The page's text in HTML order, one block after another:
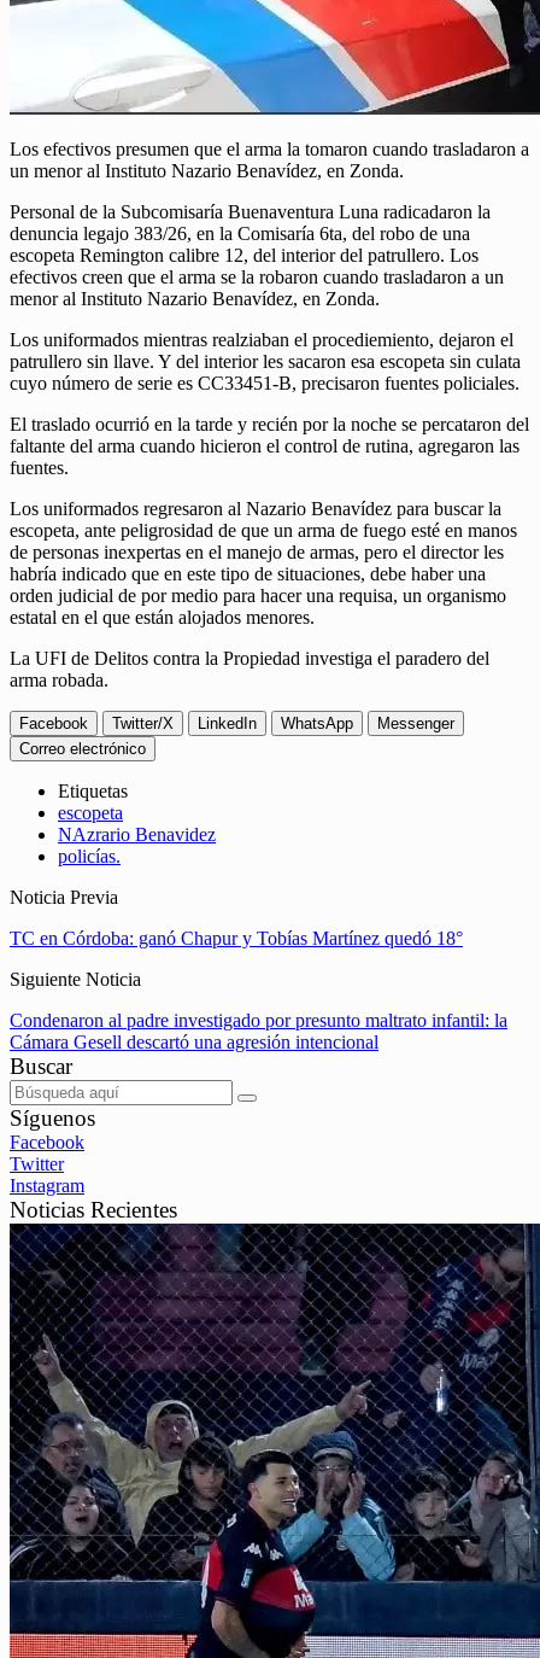
Los efectivos presumen que el arma la tomaron cuando trasladaron a
un menor al Instituto Nazario Benavídez, en Zonda.
Personal de la Subcomisaría Buenaventura Luna radicadaron la
denuncia legajo 383/26, en la Comisaría 6ta, del robo de una
escopeta Remington calibre 12, del interior del patrullero. Los
efectivos creen que el arma se la robaron cuando trasladaron a un
menor al Instituto Nazario Benavídez, en Zonda.
Los uniformados mientras realziaban el procediemiento, dejaron el
patrullero sin llave. Y del interior les sacaron esa escopeta sin culata
cuyo número de serie es CC33451-B, precisaron fuentes policiales.
El traslado ocurrió en la tarde y recién por la noche se percataron del
faltante del arma cuando hicieron el control de rutina, agregaron las
fuentes.
Los uniformados regresaron al Nazario Benavídez para buscar la
escopeta, ante peligrosidad de que un arma de fuego esté en manos
de personas inexpertas en el manejo de armas, pero el director les
habría indicado que en este tipo de situaciones, debe haber una
orden judicial de por medio para hacer una requisa, un organismo
estatal en el que están alojados menores.
La UFI de Delitos contra la Propiedad investiga el paradero del
arma robada.
Facebook Twitter/X LinkedIn WhatsApp
Messenger
Correo electrónico
Etiquetas
escopeta
NAzrario Benavidez
policías.
Noticia Previa
TC en Córdoba: ganó Chapur y Tobías Martínez quedó 18°
Siguiente Noticia
Condenaron al padre investigado por presunto maltrato infantil: la
Cámara Gesell descartó una agresión intencional
Buscar
Síguenos
Facebook
Twitter
Instagram
Noticias Recientes